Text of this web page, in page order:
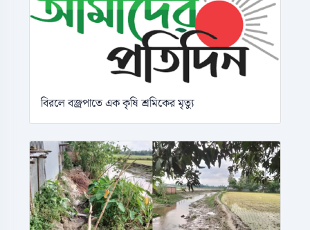
বিরলে বজ্রপাতে এক কৃষি শ্রমিকের মৃত্যু